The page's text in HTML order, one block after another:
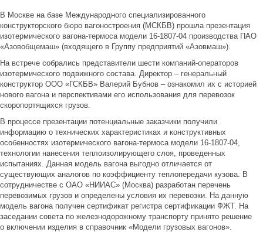
В Москве на базе Международного специализированного
конструкторского бюро вагоностроения (МСКБВ) прошла презентация
изотермического вагона-термоса модели 16-1807-04 производства ПАО
«Азовобщемаш» (входящего в Группу предприятий «Азовмаш»).
На встрече собрались представители шести компаний-операторов
изотермического подвижного состава. Директор – генеральный
конструктор ООО «ГСКБВ» Валерий Бубнов – ознакомил их с историей
нового вагона и перспективами его использования для перевозок
скоропортящихся грузов.
В процессе презентации потенциальные заказчики получили
информацию о технических характеристиках и конструктивных
особенностях изотермического вагона-термоса модели 16-1807-04,
технологии нанесения теплоизолирующего слоя, проведенных
испытаниях. Данная модель вагона выгодно отличается от
существующих аналогов по коэффициенту теплопередачи кузова. В
сотрудничестве с ОАО «НИИАС» (Москва) разработан перечень
перевозимых грузов и определены условия их перевозки. На данную
модель вагона получен сертификат регистра сертификации ФЖТ. На
заседании совета по железнодорожному транспорту принято решение
о включении изделия в справочник «Модели грузовых вагонов».